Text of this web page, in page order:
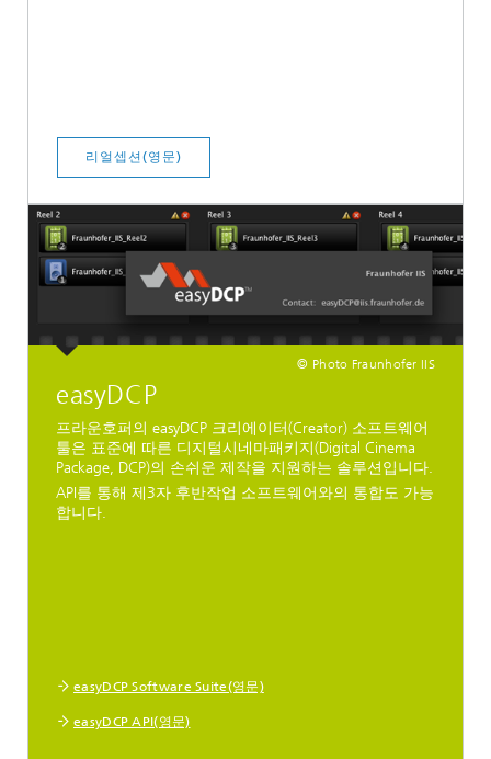
리얼셉션(영문)
© Photo Fraunhofer IIS
easyDCP
프라운호퍼의 easyDCP 크리에이터(Creator) 소프트웨어
툴은 표준에 따른 디지털시네마패키지(Digital Cinema
Package, DCP)의 손쉬운 제작을 지원하는 솔루션입니다.
API를 통해 제3자 후반작업 소프트웨어와의 통합도 가능
합니다.
easyDCP Software Suite(영문)
easyDCP API(영문)